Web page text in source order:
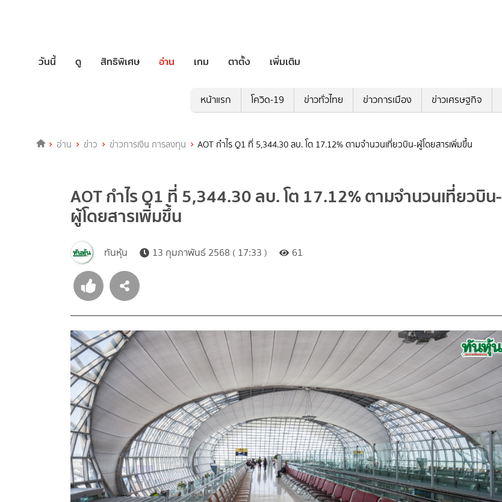
วันนี้ ดู สิทธิพิเศษ อ่าน เกม ตาตั้ง เพิ่มเติม
หน้าแรก โควิด-19 ข่าวทั่วไทย ข่าวการเมือง ข่าวเศรษฐกิจ
อ่าน ข่าว ข่าวการเงิน การลงทุน AOT กำไร Q1 ที่ 5,344.30 ลบ. โต 17.12% ตามจำนวนเที่ยวบิน-ผู้โดยสารเพิ่มขึ้น
AOT กำไร Q1 ที่ 5,344.30 ลบ. โต 17.12% ตามจำนวนเที่ยวบิน-
ผู้โดยสารเพิ่มขึ้น
ทันหุ้น 13 กุมภาพันธ์ 2568 ( 17:33 ) 61